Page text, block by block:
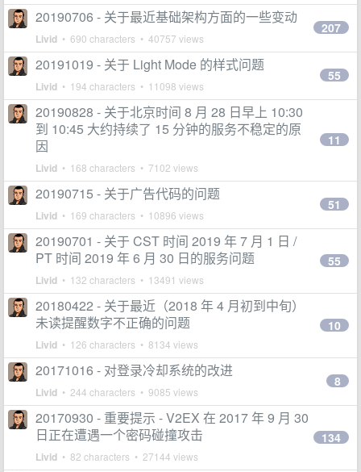
20190706 - 关于最近基础架构方面的一些变动
Livid • 690 characters • 40757 views
207
20191019 - 关于 Light Mode 的样式问题
Livid • 194 characters • 11098 views
55
20190828 - 关于北京时间 8 月 28 日早上 10:30
到 10:45 大约持续了 15 分钟的服务不稳定的原
因
Livid • 168 characters • 7102 views
11
20190715 - 关于广告代码的问题
Livid • 169 characters • 10896 views
51
20190701 - 关于 CST 时间 2019 年 7 月 1 日 /
PT 时间 2019 年 6 月 30 日的服务问题
Livid • 132 characters • 13491 views
55
20180422 - 关于最近（2018 年 4 月初到中旬）
未读提醒数字不正确的问题
Livid • 126 characters • 8134 views
10
20171016 - 对登录冷却系统的改进
Livid • 244 characters • 9085 views
8
20170930 - 重要提示 - V2EX 在 2017 年 9 月 30
日正在遭遇一个密码碰撞攻击
Livid • 82 characters • 27144 views
134